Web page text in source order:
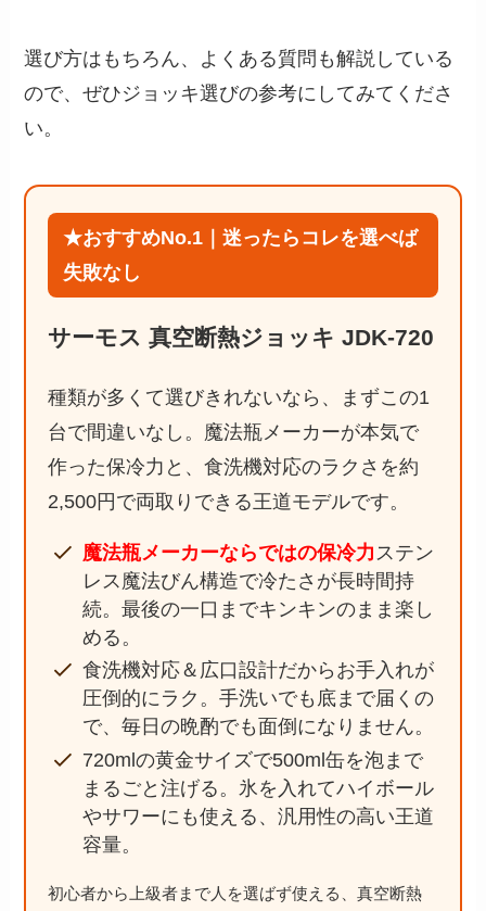
選び方はもちろん、よくある質問も解説している
ので、ぜひジョッキ選びの参考にしてみてくださ
い。
★おすすめNo.1｜迷ったらコレを選べば
失敗なし
サーモス 真空断熱ジョッキ JDK-720
種類が多くて選びきれないなら、まずこの1
台で間違いなし。魔法瓶メーカーが本気で
作った保冷力と、食洗機対応のラクさを約
2,500円で両取りできる王道モデルです。
魔法瓶メーカーならではの保冷力 ステン
レス魔法びん構造で冷たさが長時間持
続。最後の一口までキンキンのまま楽し
める。
食洗機対応＆広口設計だからお手入れが
圧倒的にラク。手洗いでも底まで届くの
で、毎日の晩酌でも面倒になりません。
720mlの黄金サイズで500ml缶を泡まで
まるごと注げる。氷を入れてハイボール
やサワーにも使える、汎用性の高い王道
容量。
初心者から上級者まで人を選ばず使える、真空断熱